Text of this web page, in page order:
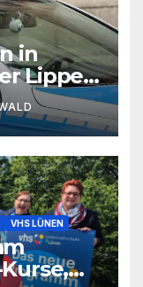
in
Lippe
VHS LÜNEN